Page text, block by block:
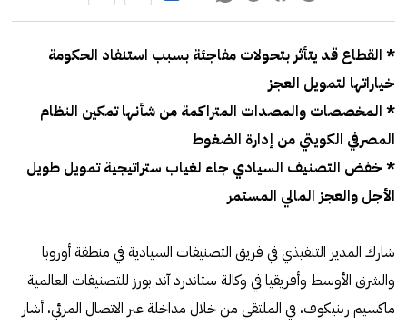
* القطاع قد يتأثر بتحولات مفاجئة بسبب استنفاد الحكومة
خياراتها لتمويل العجز
* المخصصات والمصدات المتراكمة من شأنها تمكين النظام
المصرفي الكويتي من إدارة الضغوط
* خفض التصنيف السيادي جاء لغياب ستراتيجية تمويل طويل
الأجل والعجز المالي المستمر
شارك المدير التنفيذي في فريق التصنيفات السيادية في منطقة أوروبا
والشرق الأوسط وأفريقيا في وكالة ستاندرد آند بورز للتصنيفات العالمية
ماكسيم ربنيكوف، في الملتقى من خلال مداخلة عبر الاتصال المرئي، أشار